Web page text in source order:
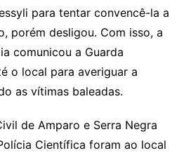
para tentar convencê-la a
porém desligou. Com isso, a
comunicou a Guarda
o local para averiguar a
as vítimas baleadas.
de Amparo e Serra Negra
Científica foram ao local